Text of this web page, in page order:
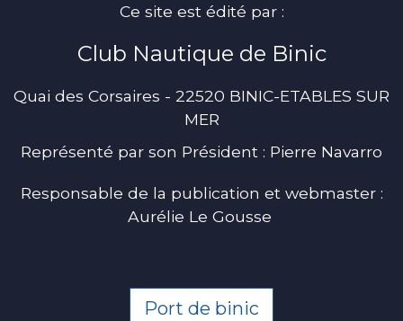
Ce site est édité par :
Club Nautique de Binic
Quai des Corsaires - 22520 BINIC-ETABLES SUR
MER
Représenté par son Président : Pierre Navarro
Responsable de la publication et webmaster :
Aurélie Le Gousse
Port de binic